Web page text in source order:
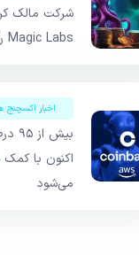
شرکت مالک
Magic Labs را خریداری کرد
اخبار اکسچنج
اکنون با
می‌شود